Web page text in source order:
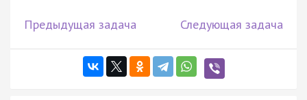
Предыдущая задача Следующая задача